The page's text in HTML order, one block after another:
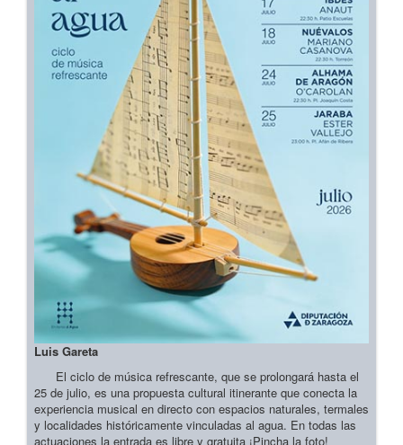
Luis Gareta
El ciclo de música refrescante, que se prolongará hasta el
25 de julio, es una propuesta cultural itinerante que conecta la
experiencia musical en directo con espacios naturales, termales
y localidades históricamente vinculadas al agua. En todas las
actuaciones la entrada es libre y gratuita ¡Pincha la foto!